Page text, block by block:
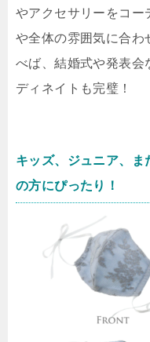
やアクセサリーをコー
や全体の雰囲気に合わ
べば、結婚式や発表会
ディネイトも完璧！
キッズ、ジュニア、ま
の方にぴったり！